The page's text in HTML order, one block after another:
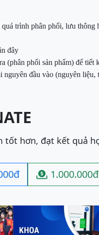
trình phân phối, lưu thông
đây
(phân phối sản phẩm) để tiết
nguyên đầu vào (nguyên
hơn, đạt kết quả
 1.000.000đ